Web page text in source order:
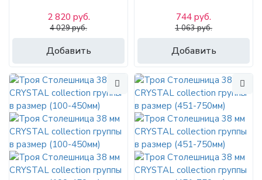
Добавить
2 820 руб.
4 029 руб.
Добавить
744 руб.
1 063 руб.